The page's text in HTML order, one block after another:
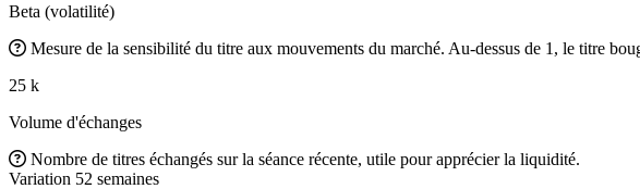
Beta (volatilité)
Mesure de la sensibilité du titre aux mouvements du marché. Au-dessus de 1, le titre
25 k
Volume d'échanges
Nombre de titres échangés sur la séance récente, utile pour apprécier la liquidité.
Variation 52 semaines